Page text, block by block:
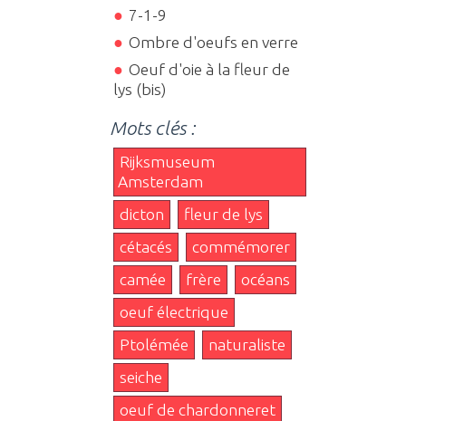
7-1-9
Ombre d'oeufs en verre
Oeuf d'oie à la fleur de
lys (bis)
Mots clés :
Rijksmuseum
Amsterdam
dicton
fleur de lys
cétacés
commémorer
camée
frère
océans
oeuf électrique
Ptolémée
naturaliste
seiche
oeuf de chardonneret